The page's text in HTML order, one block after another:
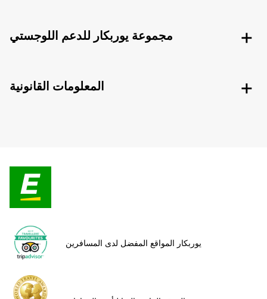
مجموعة يوربكار للدعم اللوجستي
المعلومات القانونية
يوربكار المواقع المفضل لدى المسافرين